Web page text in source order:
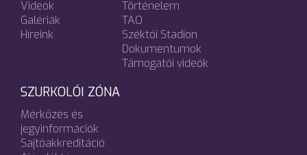
Videók
Galériák
Híreink
Történelem
TAO
Széktói Stadion
Dokumentumok
Támogatói videók
SZURKOLÓI ZÓNA
Mérkőzés és
jegyinformációk
Sajtóakkreditáció